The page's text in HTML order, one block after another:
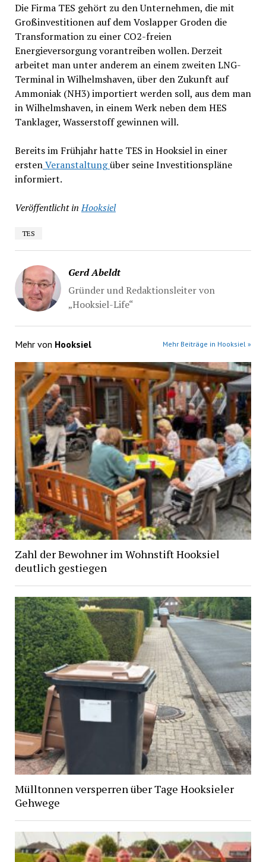
Die Firma TES gehört zu den Unternehmen, die mit
Großinvestitionen auf dem Voslapper Groden die
Transformation zu einer CO2-freien
Energieversorgung vorantreiben wollen. Derzeit
arbeitet man unter anderem an einem zweiten LNG-
Terminal in Wilhelmshaven, über den Zukunft auf
Ammoniak (NH3) importiert werden soll, aus dem man
in Wilhelmshaven, in einem Werk neben dem HES
Tanklager, Wasserstoff gewinnen will.
Bereits im Frühjahr hatte TES in Hooksiel in einer
erstenVeranstaltungüber seine Investitionspläne
informiert.
Veröffentlicht in Hooksiel
TES
Gerd Abeldt
Gründer und Redaktionsleiter von
„Hooksiel-Life“
Mehr von Hooksiel Mehr Beiträge in Hooksiel »
Zahl der Bewohner im Wohnstift Hooksiel
deutlich gestiegen
Mülltonnen versperren über Tage Hooksieler
Gehwege